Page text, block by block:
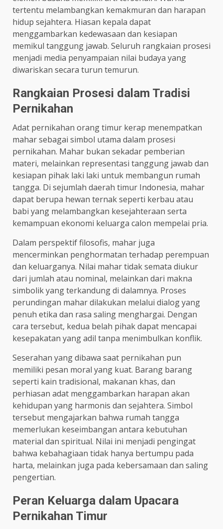
tertentu melambangkan kemakmuran dan harapan
hidup sejahtera. Hiasan kepala dapat
menggambarkan kedewasaan dan kesiapan
memikul tanggung jawab. Seluruh rangkaian prosesi
menjadi media penyampaian nilai budaya yang
diwariskan secara turun temurun.
Rangkaian Prosesi dalam Tradisi
Pernikahan
Adat pernikahan orang timur kerap menempatkan
mahar sebagai simbol utama dalam prosesi
pernikahan. Mahar bukan sekadar pemberian
materi, melainkan representasi tanggung jawab dan
kesiapan pihak laki laki untuk membangun rumah
tangga. Di sejumlah daerah timur Indonesia, mahar
dapat berupa hewan ternak seperti kerbau atau
babi yang melambangkan kesejahteraan serta
kemampuan ekonomi keluarga calon mempelai pria.
Dalam perspektif filosofis, mahar juga
mencerminkan penghormatan terhadap perempuan
dan keluarganya. Nilai mahar tidak semata diukur
dari jumlah atau nominal, melainkan dari makna
simbolik yang terkandung di dalamnya. Proses
perundingan mahar dilakukan melalui dialog yang
penuh etika dan rasa saling menghargai. Dengan
cara tersebut, kedua belah pihak dapat mencapai
kesepakatan yang adil tanpa menimbulkan konflik.
Seserahan yang dibawa saat pernikahan pun
memiliki pesan moral yang kuat. Barang barang
seperti kain tradisional, makanan khas, dan
perhiasan adat menggambarkan harapan akan
kehidupan yang harmonis dan sejahtera. Simbol
tersebut mengajarkan bahwa rumah tangga
memerlukan keseimbangan antara kebutuhan
material dan spiritual. Nilai ini menjadi pengingat
bahwa kebahagiaan tidak hanya bertumpu pada
harta, melainkan juga pada kebersamaan dan saling
pengertian.
Peran Keluarga dalam Upacara
Pernikahan Timur